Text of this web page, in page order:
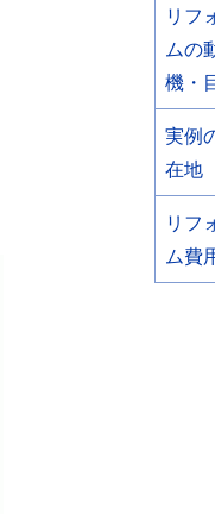
リフ
ムの
機・
実例
在地
リフ
ム費